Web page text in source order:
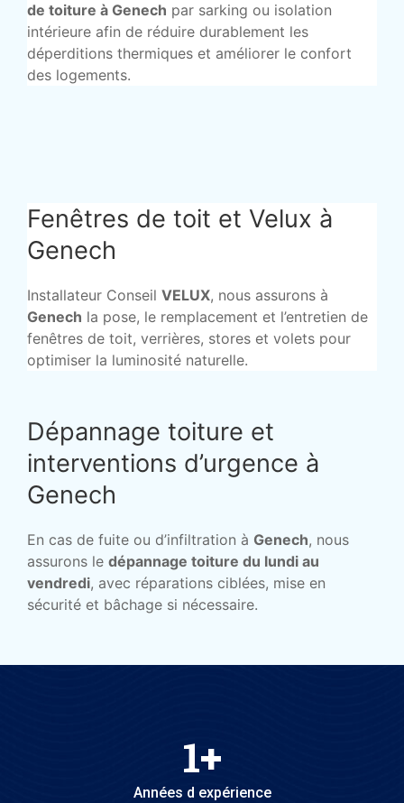
de toiture à Genech par sarking ou isolation
intérieure afin de réduire durablement les
déperditions thermiques et améliorer le confort
des logements.
Fenêtres de toit et Velux à
Genech
Installateur Conseil VELUX, nous assurons à
Genech la pose, le remplacement et l’entretien de
fenêtres de toit, verrières, stores et volets pour
optimiser la luminosité naturelle.
Dépannage toiture et
interventions d’urgence à
Genech
En cas de fuite ou d’infiltration à Genech, nous
assurons le dépannage toiture du lundi au
vendredi, avec réparations ciblées, mise en
sécurité et bâchage si nécessaire.
1+
Années d expérience